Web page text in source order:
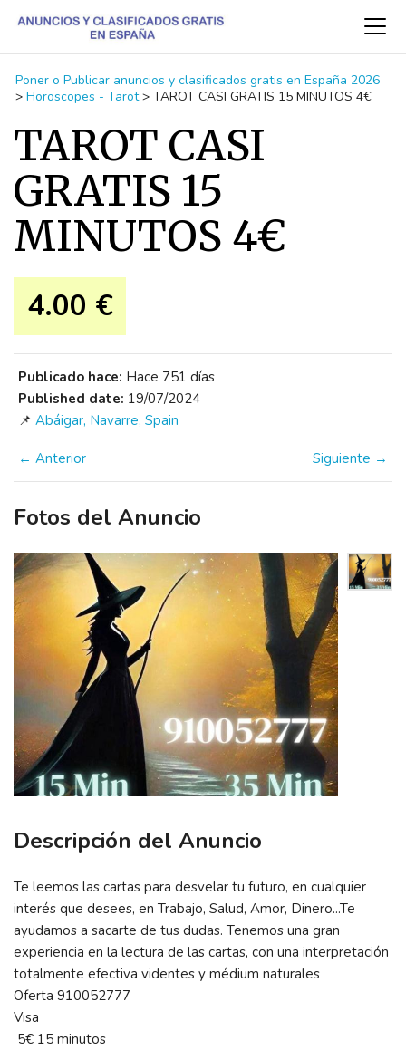
Poner o Publicar anuncios y clasificados gratis en España 2026
> Horoscopes - Tarot > TAROT CASI GRATIS 15 MINUTOS 4€
TAROT CASI
GRATIS 15
MINUTOS 4€
4.00 €
Publicado hace: Hace 751 días
Published date: 19/07/2024
📌 Abáigar, Navarre, Spain
← Anterior Siguiente →
Fotos del Anuncio
Descripción del Anuncio
Te leemos las cartas para desvelar tu futuro, en cualquier
interés que desees, en Trabajo, Salud, Amor, Dinero...Te
ayudamos a sacarte de tus dudas. Tenemos una gran
experiencia en la lectura de las cartas, con una interpretación
totalmente efectiva videntes y médium naturales
Oferta 910052777
Visa
5€ 15 minutos